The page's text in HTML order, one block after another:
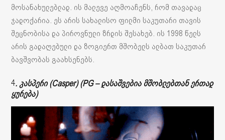
მოსანახულებლად. ის მალევე აღმოაჩენს, რომ თავადაც
ჯადოქარია. ეს არის სახალისო ფილმი საკუთარი თავის
შეცნობისა და პიროვნული ზრდის შესახებ. ის 1998 წელს
არის გადაღებული და ზოგიერთ მშობელს ალბათ საკუთარ
ბავშვობას გაახსენებს.
4. კასპერი (Casper) (PG – დასაშვებია მშობლებთან ერთად
ყურება)